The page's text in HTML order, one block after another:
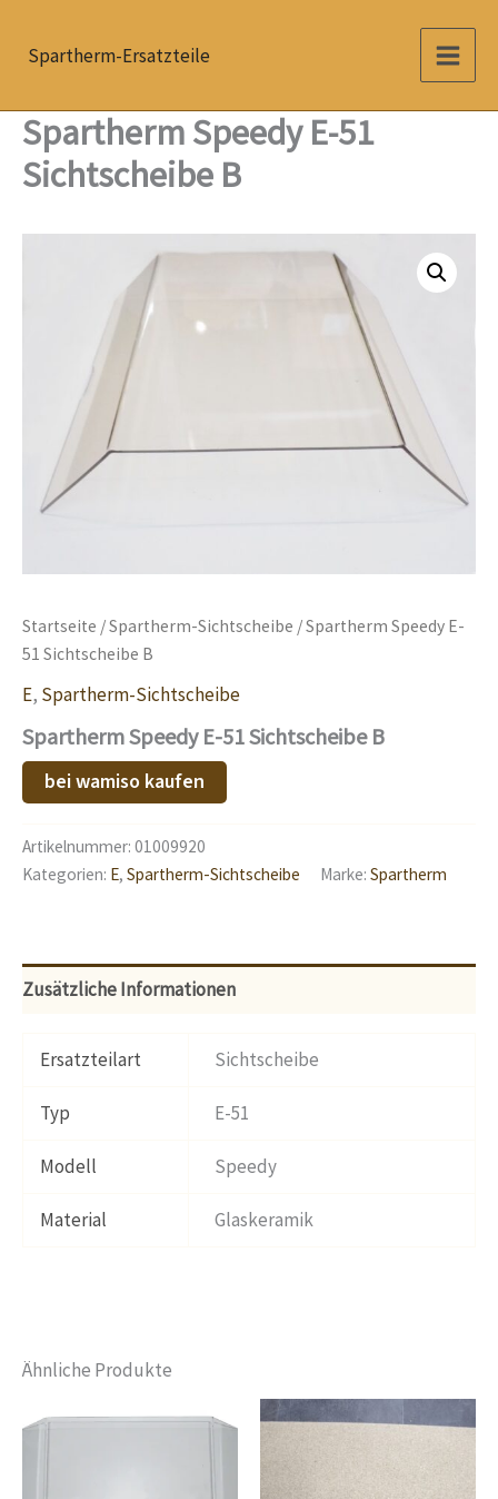
InhaltSpartherm-Ersatzteile
Spartherm Speedy E-51
Sichtscheibe B
Startseite /Spartherm-Sichtscheibe / Spartherm Speedy E-
51 Sichtscheibe B
E, Spartherm-Sichtscheibe
Spartherm Speedy E-51 Sichtscheibe B
bei wamiso kaufen
Artikelnummer: 01009920
Kategorien: E, Spartherm-Sichtscheibe Marke: Spartherm
Zusätzliche Informationen
Ersatzteilart Sichtscheibe
Typ E-51
Modell Speedy
Material Glaskeramik
Ähnliche Produkte